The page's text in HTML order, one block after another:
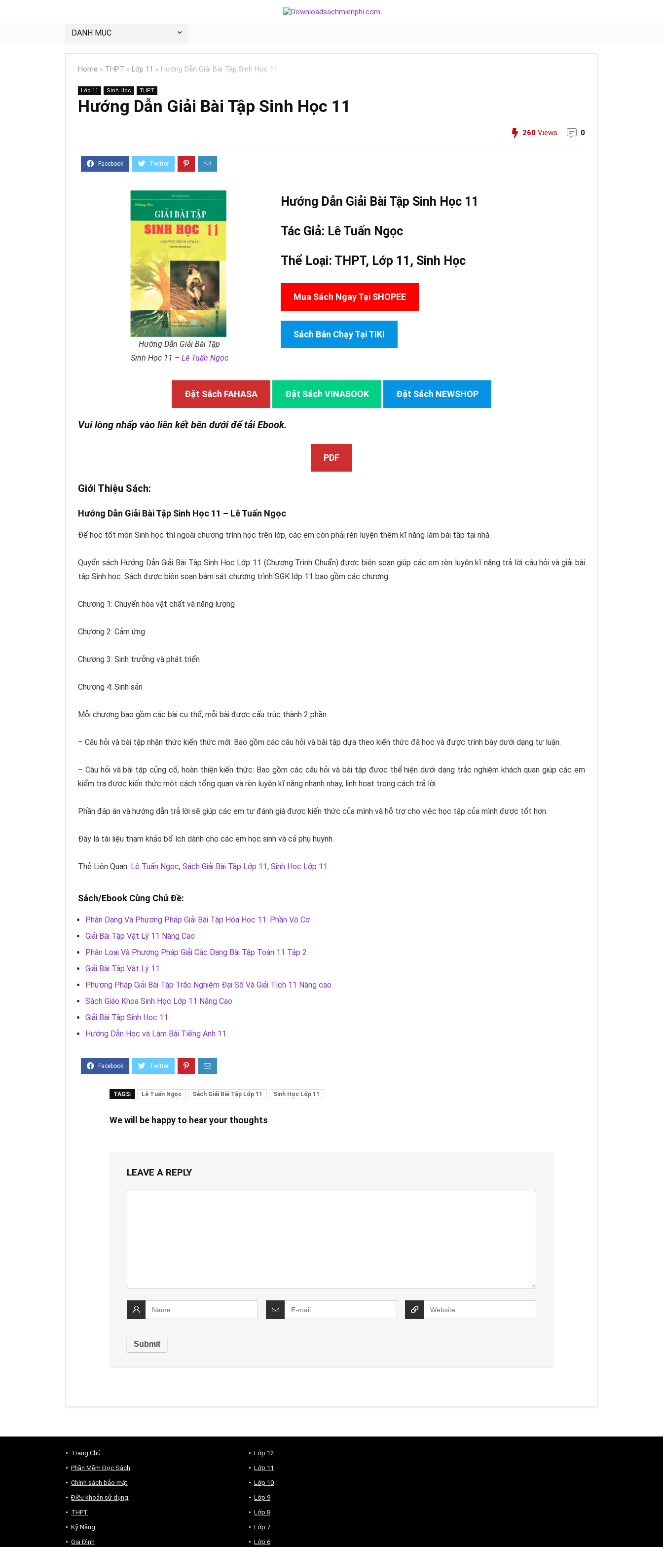
DANH MỤC
Home » THPT » Lớp 11 » Hướng Dẫn Giải Bài Tập Sinh Học 11
Lớp 11 Sinh Học THPT
Hướng Dẫn Giải Bài Tập Sinh Học 11
260 Views 0
Hướng Dẫn Giải Bài Tập
Sinh Học 11 – Lê Tuấn Ngọc
Hướng Dẫn Giải Bài Tập Sinh Học 11
Tác Giả: Lê Tuấn Ngọc
Thể Loại: THPT, Lớp 11 , Sinh Học
Mua Sách Ngay Tại SHOPEE
Sách Bán Chạy Tại TIKI
Đặt Sách FAHASA Đặt Sách VINABOOK Đặt Sách NEWSHOP
Vui lòng nhấp vào liên kết bên dưới để tải Ebook.
PDF
Giới Thiệu Sách:
Hướng Dẫn Giải Bài Tập Sinh Học 11 – Lê Tuấn Ngọc
Để học tốt môn Sinh học thì ngoài chương trình học trên lớp, các em còn phải rèn luyện thêm kĩ năng làm bài tập tại nhà.
Quyển sách Hướng Dẫn Giải Bài Tập Sinh Học Lớp 11 (Chương Trình Chuẩn) được biên soạn giúp các em rèn luyện kĩ năng trả lời câu hỏi và giải bài
tập Sinh học. Sách được biên soạn bám sát chương trình SGK lớp 11 bao gồm các chương:
Chương 1: Chuyển hóa vật chất và năng lượng
Chương 2: Cảm ứng
Chương 3: Sinh trưởng và phát triển
Chương 4: Sinh sản
Mỗi chương bao gồm các bài cụ thể, mỗi bài được cấu trúc thành 2 phần:
– Câu hỏi và bài tập nhận thức kiến thức mới: Bao gồm các câu hỏi và bài tập dựa theo kiến thức đã học và được trình bày dưới dạng tự luận.
– Câu hỏi và bài tập củng cố, hoàn thiện kiến thức: Bao gồm các câu hỏi và bài tập được thể hiện dưới dạng trắc nghiệm khách quan giúp các em
kiểm tra được kiến thức một cách tổng quan và rèn luyện kĩ năng nhanh nhạy, linh hoạt trong cách trả lời.
Phần đáp án và hướng dẫn trả lời sẽ giúp các em tự đánh giá được kiến thức của mình và hỗ trợ cho việc học tập của mình được tốt hơn.
Đây là tài liệu tham khảo bổ ích dành cho các em học sinh và cả phụ huynh.
Thẻ Liên Quan: Lê Tuấn Ngọc, Sách Giải Bài Tập Lớp 11, Sinh Học Lớp 11
Sách/Ebook Cùng Chủ Đề:
Phân Dạng Và Phương Pháp Giải Bài Tập Hóa Học 11: Phần Vô Cơ
Giải Bài Tập Vật Lý 11 Nâng Cao
Phân Loại Và Phương Pháp Giải Các Dạng Bài Tập Toán 11 Tập 2
Giải Bài Tập Vật Lý 11
Phương Pháp Giải Bài Tập Trắc Nghiệm Đại Số Và Giải Tích 11 Nâng cao
Sách Giáo Khoa Sinh Học Lớp 11 Nâng Cao
Giải Bài Tập Sinh Học 11
Hướng Dẫn Học và Làm Bài Tiếng Anh 11
TAGS: Lê Tuấn Ngọc Sách Giải Bài Tập Lớp 11 Sinh Học Lớp 11
We will be happy to hear your thoughts
LEAVE A REPLY
Trang Chủ
Phần Mềm Đọc Sách
Chính sách bảo mật
Điều khoản sử dụng
THPT
Kỹ Năng
Gia Đình
Lớp 12
Lớp 11
Lớp 10
Lớp 9
Lớp 8
Lớp 7
Lớp 6